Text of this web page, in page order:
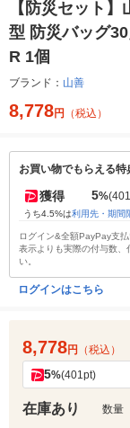
【防災セット
型 防災バッグ
R 1個
ブランド： 山善
8,778円 （税込）
お買い物でもらえる特
獲得 5%
うち4.5%は利用先・期間
ログイン&全額PayPay支
表示よりも実際の付与数、
い。
ログインはこちら
8,778円 （税込）
5%(401pt)
在庫あり 数量